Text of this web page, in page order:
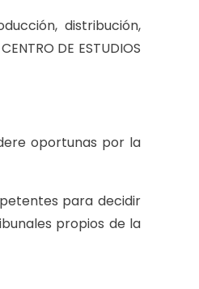
distribución,
DE ESTUDIOS
oportunas por la
para decidir
propios de la